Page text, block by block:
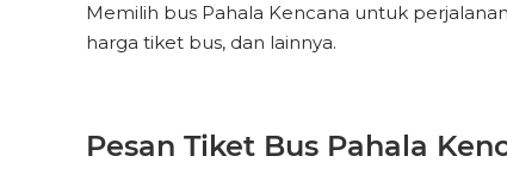
Memilih bus Pahala Kencana untuk
harga tiket bus, dan lainnya.
Pesan Tiket Bus Pahala